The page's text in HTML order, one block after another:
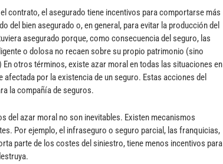
contrato, el asegurado tiene incentivos para comportarse más
del bien asegurado o, en general, para evitar la producción del
asegurado porque, como consecuencia del seguro, las
o dolosa no recaen sobre su propio patrimonio (sino
otros términos, existe azar moral en todas las situaciones en
afectada por la existencia de un seguro. Estas acciones del
la compañía de seguros.
del azar moral no son inevitables. Existen mecanismos
Por ejemplo, el infraseguro o seguro parcial, las franquicias,
parte de los costes del siniestro, tiene menos incentivos para